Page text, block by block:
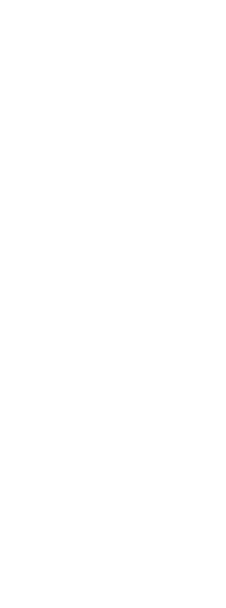
O dogodku sta bila
Okrožnega sodišča v
veterinarska
Kriminalisti SKP PU
navedenega dogodka
kaznivega dejanje
O ugotovitvah ogleda
obveščeno pristojno
Na PU Maribor v